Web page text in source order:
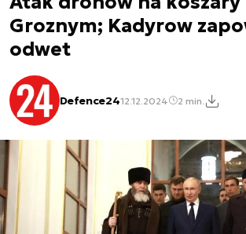
Groznym; Kadyrow
odwet
Defence2412.12.2024 2 min.